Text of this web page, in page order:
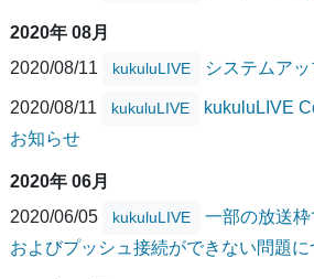
2020年 08月
2020/08/11
kukuluLIVE システムア
2020/08/11 kukuluLIVE
kukuluLIVE
お知らせ
2020年 06月
2020/06/05
kukuluLIVE
一部の放送
およびプッシュ接続ができない問題に